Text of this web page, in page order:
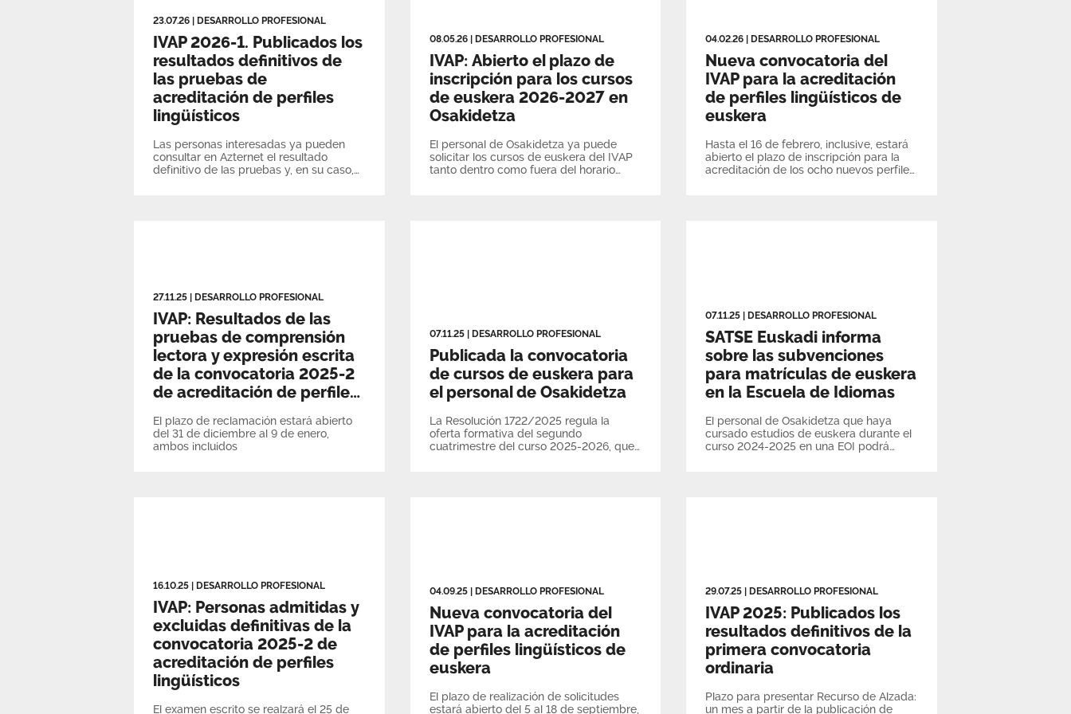
23.07.26 DESARROLLO PROFESIONAL
IVAP 2026-1. Publicados los
resultados definitivos de
las pruebas de
acreditación de perfiles
lingüísticos
Las personas interesadas ya pueden
consultar en Azternet el resultado
definitivo de las pruebas y, en su caso,
08.05.26 DESARROLLO PROFESIONAL
IVAP: Abierto el plazo de
inscripción para los cursos
de euskera 2026-2027 en
Osakidetza
El personal de Osakidetza ya puede
solicitar los cursos de euskera del IVAP
tanto dentro como fuera del horario
04.02.26 DESARROLLO PROFESIONAL
Nueva convocatoria del
IVAP para la acreditación
de perfiles lingüísticos de
euskera
Hasta el 16 de febrero, inclusive, estará
abierto el plazo de inscripción para la
acreditación de los ocho nuevos perfiles
27.11.25 | DESARROLLO PROFESIONAL
IVAP: Resultados de las
pruebas de comprensión
lectora y expresión escrita
de la convocatoria 2025-2
de acreditación de perfiles
El plazo de reclamación estará abierto
del 31 de diciembre al 9 de enero,
ambos incluidos
07.11.25 | DESARROLLO PROFESIONAL
Publicada la convocatoria
de cursos de euskera para
el personal de Osakidetza
La Resolución 1722/2025 regula la
oferta formativa del segundo
cuatrimestre del curso 2025-2026, que
07.11.25 |DESARROLLO PROFESIONAL
SATSE Euskadi informa
sobre las subvenciones
para matrículas de euskera
en la Escuela de Idiomas
El personal de Osakidetza que haya
cursado estudios de euskera durante el
curso 2024-2025 en una EOI podrá
16.10.25 DESARROLLO PROFESIONAL
IVAP: Personas admitidas y
excluidas definitivas de la
convocatoria 2025-2 de
acreditación de perfiles
lingüísticos
El examen escrito se realzará el 25 de
04.09.25 DESARROLLO PROFESIONAL
Nueva convocatoria del
IVAP para la acreditación
de perfiles lingüísticos de
euskera
El plazo de realización de solicitudes
estará abierto del 5 al 18 de septiembre,
29.07.25 DESARROLLO PROFESIONAL
IVAP 2025: Publicados los
resultados definitivos de la
primera convocatoria
ordinaria
Plazo para presentar Recurso de Alzada:
un mes a partir de la publicación de